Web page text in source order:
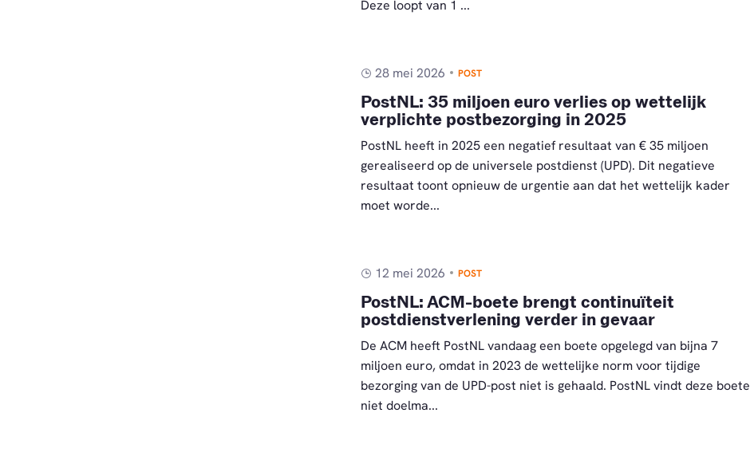
Deze loopt van 1 ...
28 mei 2026 POST
PostNL: 35 miljoen euro verlies op wettelijk
verplichte postbezorging in 2025
PostNL heeft in 2025 een negatief resultaat van € 35 miljoen
gerealiseerd op de universele postdienst (UPD). Dit negatieve
resultaat toont opnieuw de urgentie aan dat het wettelijk kader
moet worde...
12 mei 2026 POST
PostNL: ACM-boete brengt continuïteit
postdienstverlening verder in gevaar
De ACM heeft PostNL vandaag een boete opgelegd van bijna 7
miljoen euro, omdat in 2023 de wettelijke norm voor tijdige
bezorging van de UPD-post niet is gehaald. PostNL vindt deze boete
niet doelma...